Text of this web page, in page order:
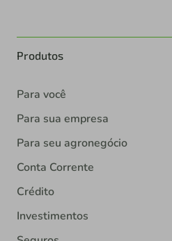
Produtos
Para você
Para sua empresa
Para seu agronegócio
Conta Corrente
Crédito
Investimentos